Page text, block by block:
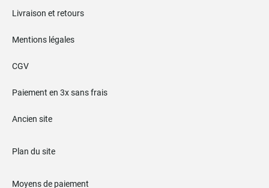
Livraison et retours
Mentions légales
CGV
Paiement en 3x sans frais
Ancien site
Plan du site
Moyens de paiement